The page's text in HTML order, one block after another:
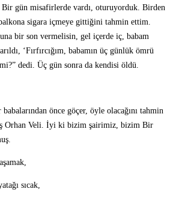
Bir gün misafirlerde vardı, oturuyorduk. Birden
sigara içmeye gittiğini tahmin ettim.
bir son vermelisin, gel içerde iç, babam
‘Fırfırcığım, babamın üç günlük ömrü
dedi. Üç gün sonra da kendisi öldü.
önce göçer, öyle olacağını tahmin
Orhan Veli. İyi ki bizim şairimiz, bizim Bir
sıcak,